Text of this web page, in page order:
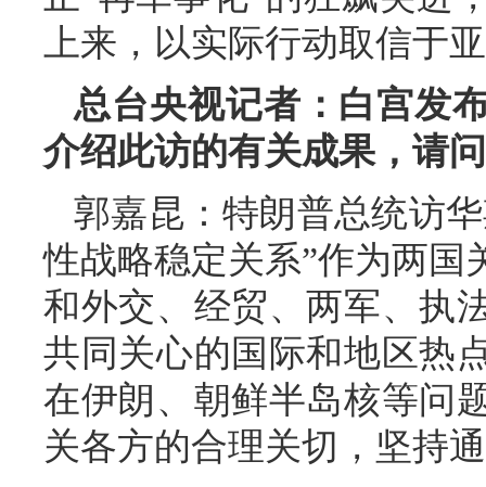
上来，以实际行动取信于
总台央视记者：白宫发
介绍此访的有关成果，请
郭嘉昆：特朗普总统访
性战略稳定关系”作为两国
和外交、经贸、两军、执
共同关心的国际和地区热
在伊朗、朝鲜半岛核等问
关各方的合理关切，坚持